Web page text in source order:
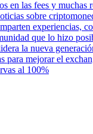
en las fees y muchas
sobre
experiencias,
que lo hizo
la nueva
para mejorar el
al 100%